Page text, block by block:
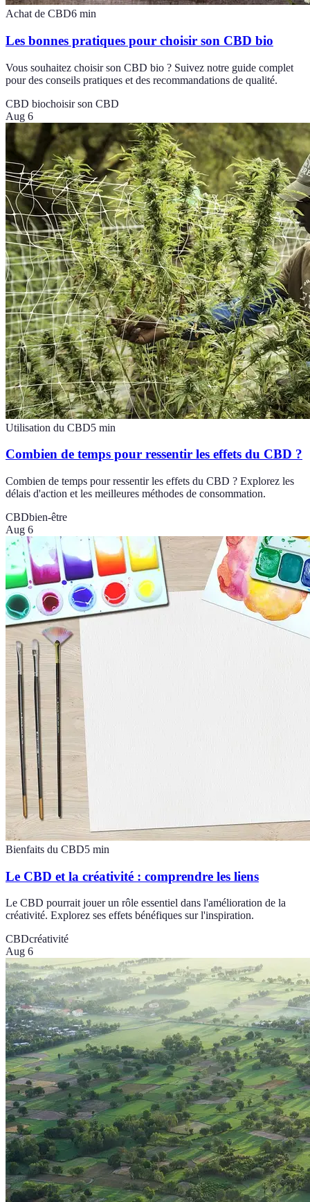
Achat de CBD6 min
Les bonnes pratiques pour choisir son CBD bio
Vous souhaitez choisir son CBD bio ? Suivez notre guide complet
pour des conseils pratiques et des recommandations de qualité.
CBD biochoisir son CBD
Aug 6
Utilisation du CBD5 min
Combien de temps pour ressentir les effets du CBD ?
Combien de temps pour ressentir les effets du CBD ? Explorez les
délais d'action et les meilleures méthodes de consommation.
CBDbien-être
Aug 6
Bienfaits du CBD5 min
Le CBD et la créativité : comprendre les liens
Le CBD pourrait jouer un rôle essentiel dans l'amélioration de la
créativité. Explorez ses effets bénéfiques sur l'inspiration.
CBDcréativité
Aug 6